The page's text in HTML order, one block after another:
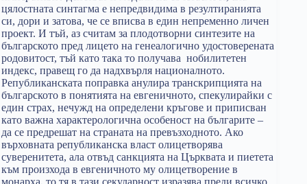
цялостната синтагма е непредвидима в резултиранията
си, дори и затова, че се вписва в един непременно личен
проект. И тъй, аз считам за плодотворни синтезите на
българското пред лицето на генеалогично удостоверената
родовитост, тъй като така то получава нобилитетен
индекс, правещ го да надхвърля националното.
Републиканската поправка анулира транскрипцията на
българското в понятията на евгеничното, спекулирайки с
един страх, нечужд на определени кръгове и приписван
като важна характерологична особеност на българите –
да се предрешат на страната на превъзходното. Ако
върховната републиканска власт олицетворява
суверенитета, ала отвъд санкцията на Църквата и пиетета
към произхода в евгеничното му олицетворение в
монарха, то тя в тази секуларност изразява преди всичко